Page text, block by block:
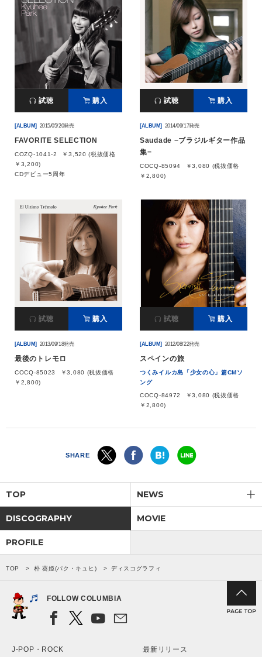
試聴 購入
[ALBUM] 2015/05/20発売
FAVORITE SELECTION
COZQ-1041-2
￥3,520 (税抜価格
￥3,200)
CDデビュー5周年
試聴 購入
[ALBUM] 2014/09/17発売
Saudade −ブラジルギター作品
集−
COCQ-85094
￥3,080 (税抜価格
￥2,800)
試聴 購入
[ALBUM] 2013/09/18発売
最後のトレモロ
COCQ-85023
￥3,080 (税抜価格
￥2,800)
試聴 購入
[ALBUM] 2012/08/22発売
スペインの旅
つくみイルカ島「少女の心」篇CMソ
ング
COCQ-84972
￥3,080 (税抜価格
￥2,800)
SHARE
TOP NEWS
DISCOGRAPHY MOVIE
PROFILE
TOP 朴 葵姫(パク・キュヒ) ディスコグラフィ
FOLLOW COLUMBIA
J-POP・ROCK 最新リリース